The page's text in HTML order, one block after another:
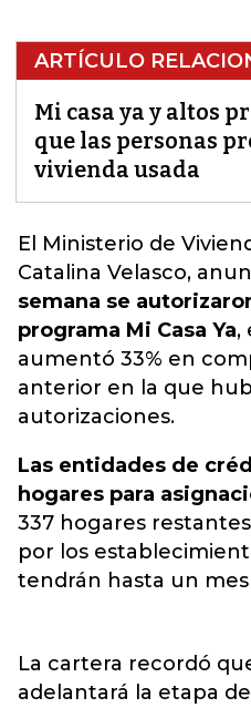
ARTÍCULO
Mi casa ya y altos
que las personas
vivienda usada
El Ministerio de
Catalina Velasco,
semana se
programa Mi Casa Ya,
aumentó 33% en
anterior en la que
autorizaciones.
Las entidades de
hogares para
337 hogares
por los
tendrán hasta un
La cartera recordó
adelantará la etapa